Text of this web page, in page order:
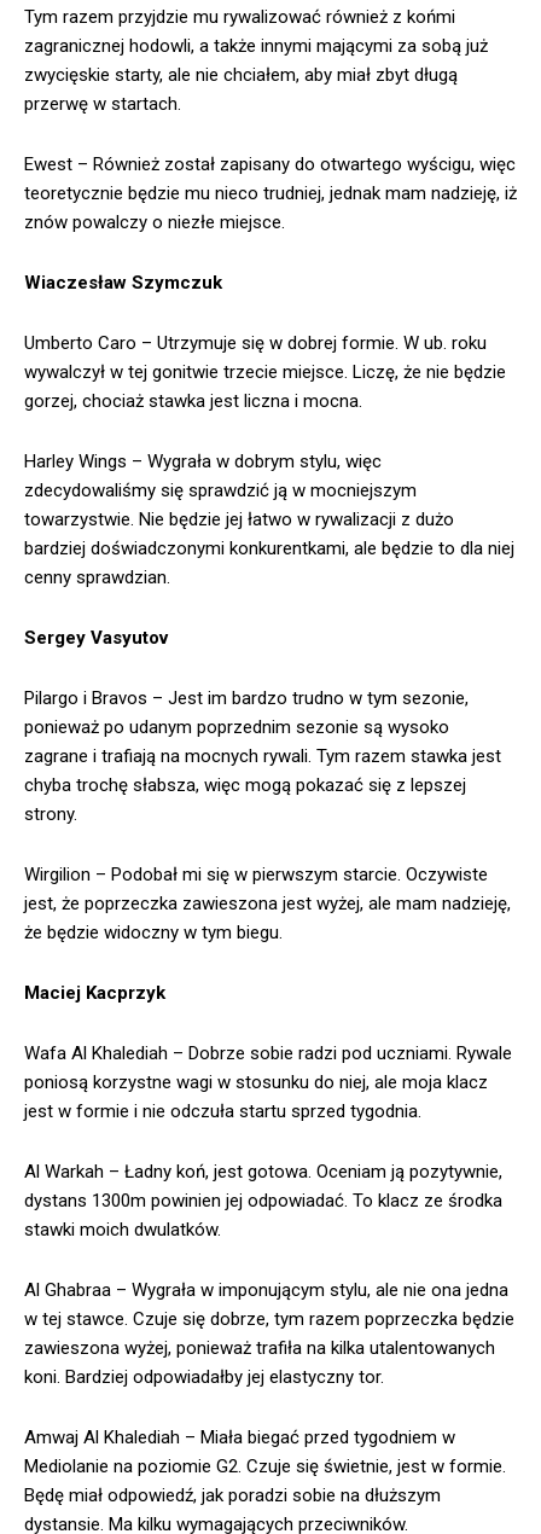
Tym razem przyjdzie mu rywalizować również z końmi
zagranicznej hodowli, a także innymi mającymi za sobą już
zwycięskie starty, ale nie chciałem, aby miał zbyt długą
przerwę w startach.
Ewest – Również został zapisany do otwartego wyścigu, więc
teoretycznie będzie mu nieco trudniej, jednak mam nadzieję, iż
znów powalczy o niezłe miejsce.
Wiaczesław Szymczuk
Umberto Caro – Utrzymuje się w dobrej formie. W ub. roku
wywalczył w tej gonitwie trzecie miejsce. Liczę, że nie będzie
gorzej, chociaż stawka jest liczna i mocna.
Harley Wings – Wygrała w dobrym stylu, więc
zdecydowaliśmy się sprawdzić ją w mocniejszym
towarzystwie. Nie będzie jej łatwo w rywalizacji z dużo
bardziej doświadczonymi konkurentkami, ale będzie to dla niej
cenny sprawdzian.
Sergey Vasyutov
Pilargo i Bravos – Jest im bardzo trudno w tym sezonie,
ponieważ po udanym poprzednim sezonie są wysoko
zagrane i trafiają na mocnych rywali. Tym razem stawka jest
chyba trochę słabsza, więc mogą pokazać się z lepszej
strony.
Wirgilion – Podobał mi się w pierwszym starcie. Oczywiste
jest, że poprzeczka zawieszona jest wyżej, ale mam nadzieję,
że będzie widoczny w tym biegu.
Maciej Kacprzyk
Wafa Al Khalediah – Dobrze sobie radzi pod uczniami. Rywale
poniosą korzystne wagi w stosunku do niej, ale moja klacz
jest w formie i nie odczuła startu sprzed tygodnia.
Al Warkah – Ładny koń, jest gotowa. Oceniam ją pozytywnie,
dystans 1300m powinien jej odpowiadać. To klacz ze środka
stawki moich dwulatków.
Al Ghabraa – Wygrała w imponującym stylu, ale nie ona jedna
w tej stawce. Czuje się dobrze, tym razem poprzeczka będzie
zawieszona wyżej, ponieważ trafiła na kilka utalentowanych
koni. Bardziej odpowiadałby jej elastyczny tor.
Amwaj Al Khalediah – Miała biegać przed tygodniem w
Mediolanie na poziomie G2. Czuje się świetnie, jest w formie.
Będę miał odpowiedź, jak poradzi sobie na dłuższym
dystansie. Ma kilku wymagających przeciwników.